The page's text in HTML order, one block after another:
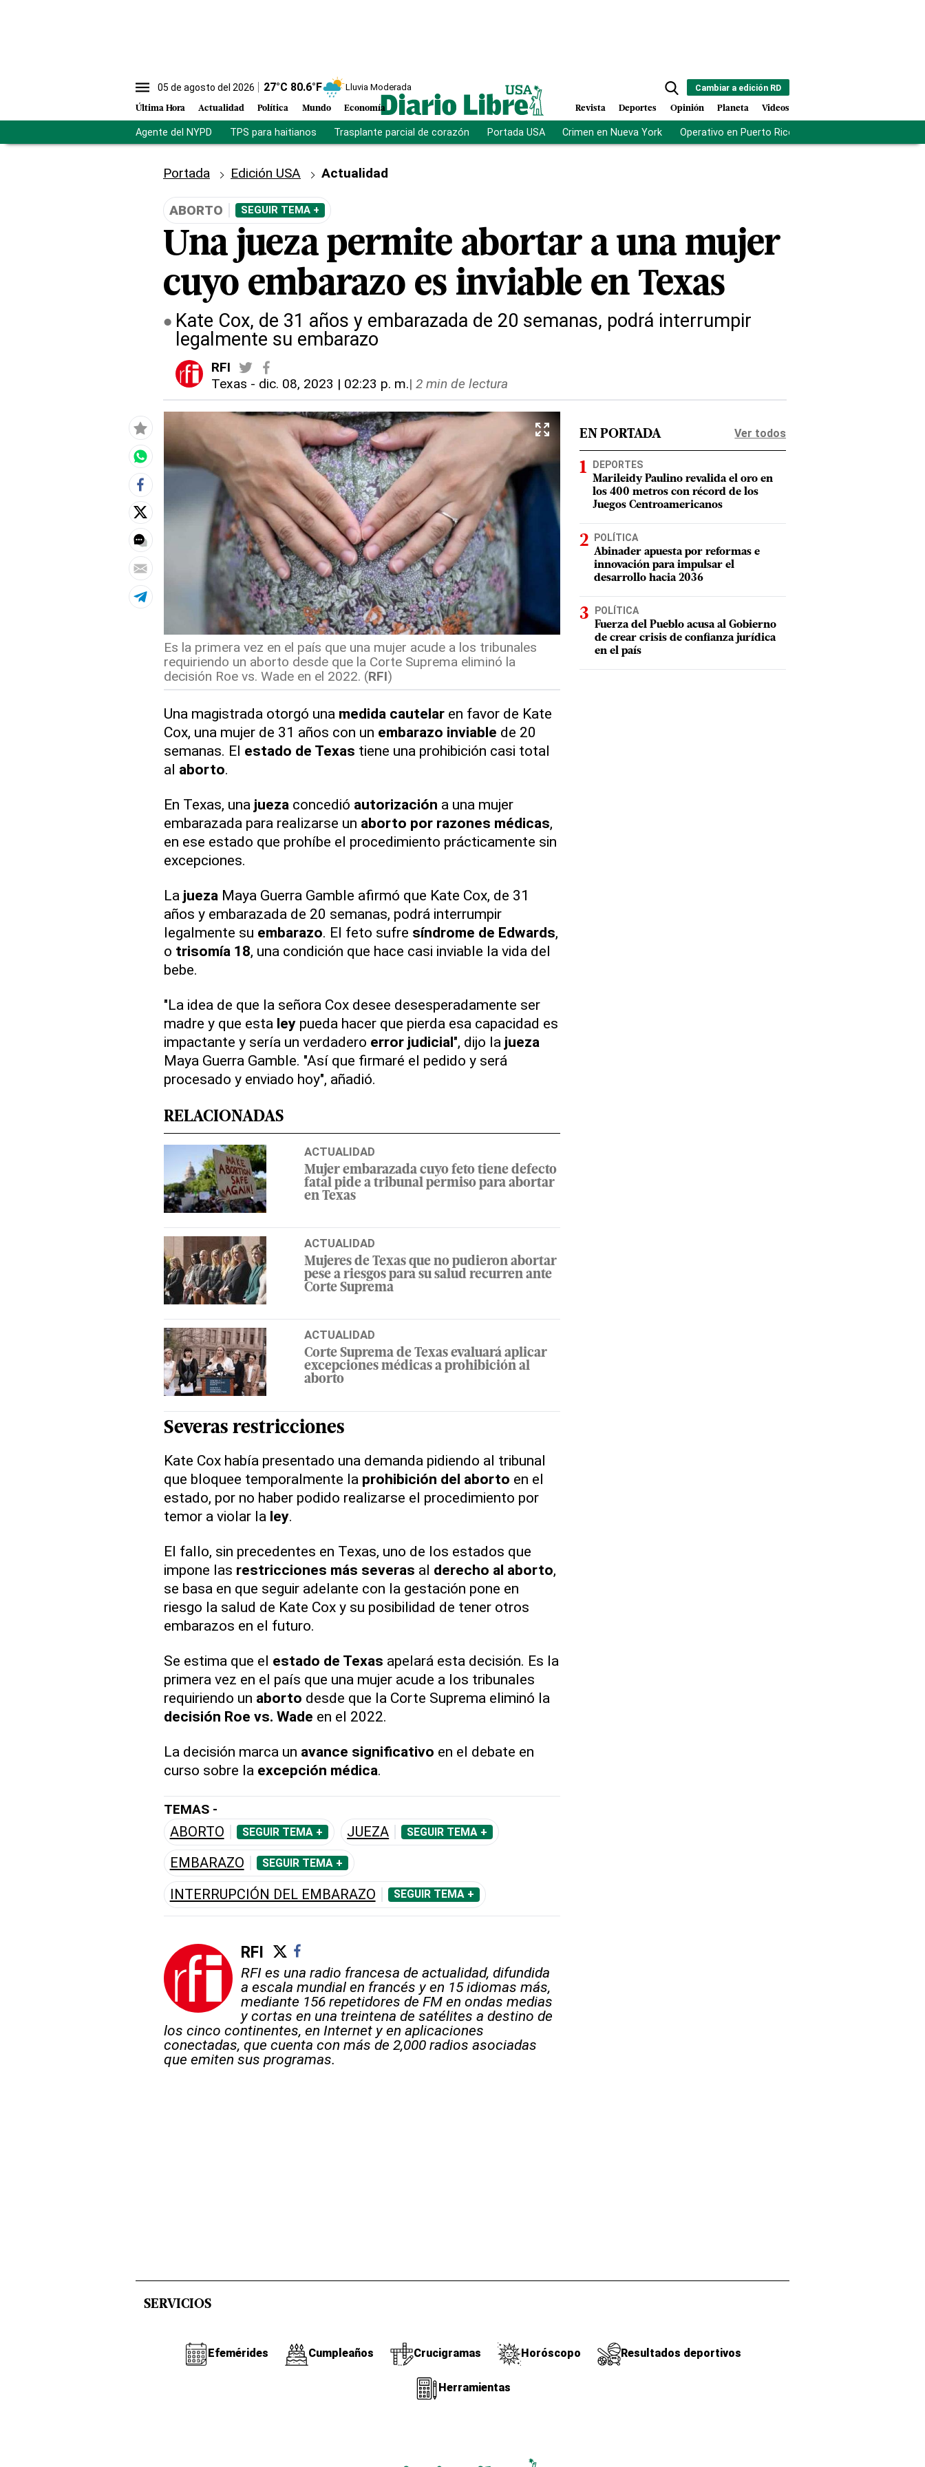
05 de agosto del 2026 27°C 80.6°F Lluvia Moderada
Última Hora Actualidad Política Mundo Economía
Cambiar a edición RD
Revista Deportes Opinión Planeta Videos
Agente del NYPD TPS para haitianos Trasplante parcial de corazón Portada USA Crimen en Nueva York Operativo en Puerto Rico
Portada Edición USA Actualidad
ABORTO SEGUIR TEMA +
Una jueza permite abortar a una mujer
cuyo embarazo es inviable en Texas
Kate Cox, de 31 años y embarazada de 20 semanas, podrá interrumpir
legalmente su embarazo
RFI
Texas - dic. 08, 2023 | 02:23 p. m.| 2 min de lectura
Es la primera vez en el país que una mujer acude a los tribunales
requiriendo un aborto desde que la Corte Suprema eliminó la
decisión Roe vs. Wade en el 2022. (RFI)
Una magistrada otorgó una medida cautelaren favor de Kate
Cox, una mujer de 31 años con un embarazo inviable de 20
semanas. El estado de Texas tiene una prohibición casi total
al aborto.
En Texas, una juezaconcedió autorización a una mujer
embarazada para realizarse un aborto por razones médicas,
en ese estado que prohíbe el procedimiento prácticamente sin
excepciones.
La juezaMaya Guerra Gamble afirmó que Kate Cox, de 31
años y embarazada de 20 semanas, podrá interrumpir
legalmente su embarazo. El feto sufre síndrome de Edwards,
o trisomía 18, una condición que hace casi inviable la vida del
bebe.
"La idea de que la señora Cox desee desesperadamente ser
madre y que esta leypueda hacer que pierda esa capacidad es
impactante y sería un verdadero error judicial", dijo la jueza
Maya Guerra Gamble. "Así que firmaré el pedido y será
procesado y enviado hoy", añadió.
RELACIONADAS
ACTUALIDAD
Mujer embarazada cuyo feto tiene defecto
fatal pide a tribunal permiso para abortar
en Texas
ACTUALIDAD
Mujeres de Texas que no pudieron abortar
pese a riesgos para su salud recurren ante
Corte Suprema
ACTUALIDAD
Corte Suprema de Texas evaluará aplicar
excepciones médicas a prohibición al
aborto
Severas restricciones
Kate Cox había presentado una demanda pidiendo al tribunal
que bloquee temporalmente la prohibición del aborto en el
estado, por no haber podido realizarse el procedimiento por
temor a violar la ley.
El fallo, sin precedentes en Texas, uno de los estados que
impone las restricciones más severas al derecho al aborto,
se basa en que seguir adelante con la gestación pone en
riesgo la salud de Kate Cox y su posibilidad de tener otros
embarazos en el futuro.
Se estima que el estado de Texas apelará esta decisión. Es la
primera vez en el país que una mujer acude a los tribunales
requiriendo un aborto desde que la Corte Suprema eliminó la
decisión Roe vs. Wade en el 2022.
La decisión marca un avance significativo en el debate en
curso sobre la excepción médica.
TEMAS -
ABORTO SEGUIR TEMA + JUEZA SEGUIR TEMA +
EMBARAZO SEGUIR TEMA +
INTERRUPCIÓN DEL EMBARAZO SEGUIR TEMA +
RFI
RFI es una radio francesa de actualidad, difundida
a escala mundial en francés y en 15 idiomas más,
mediante 156 repetidores de FM en ondas medias
y cortas en una treintena de satélites a destino de
los cinco continentes, en Internet y en aplicaciones
conectadas, que cuenta con más de 2,000 radios asociadas
que emiten sus programas.
EN PORTADA Ver todos
DEPORTES
Marileidy Paulino revalida el oro en
los 400 metros con récord de los
Juegos Centroamericanos
POLÍTICA
Abinader apuesta por reformas e
innovación para impulsar el
desarrollo hacia 2036
POLÍTICA
Fuerza del Pueblo acusa al Gobierno
de crear crisis de confianza jurídica
en el país
SERVICIOS
Efemérides Cumpleaños Crucigramas Horóscopo Resultados deportivos
Herramientas